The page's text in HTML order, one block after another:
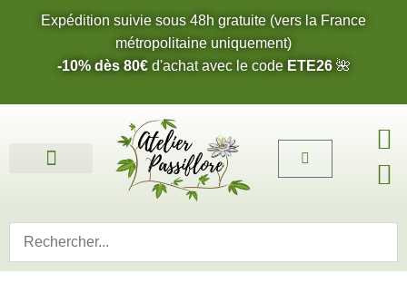
Expédition suivie sous 48h gratuite (vers la France
métropolitaine uniquement)
-10% dès 80€d'achat avec le code ETE26🌺